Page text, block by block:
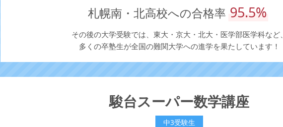
札幌南・北高校への合格率 95.5%
その後の大学受験では、東大・京大・北大・医学部医学科など、
多くの卒塾生が全国の難関大学への進学を果たしています！
駿台スーパー数学講座
中3受験生